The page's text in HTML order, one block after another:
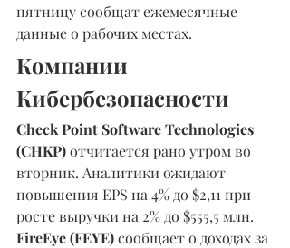
пятницу сообщат ежемесячные
данные о рабочих местах.
Компании
Кибербезопасности
Check Point Software Technologies
(CHKP) отчитается рано утром во
вторник. Аналитики ожидают
повышения EPS на 4% до $2,11 при
росте выручки на 2% до $555,5 млн.
FireEye (FEYE) сообщает о доходах за